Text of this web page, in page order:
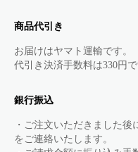
商品代引き
お届けはヤマト運輸です。
代引き決済手数料は330円で
銀行振込
・ご注文いただきました
をご連絡いたします。